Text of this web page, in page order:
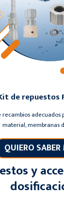
de repuestos
recambios adecuados
material, membranas
QUIERO
y